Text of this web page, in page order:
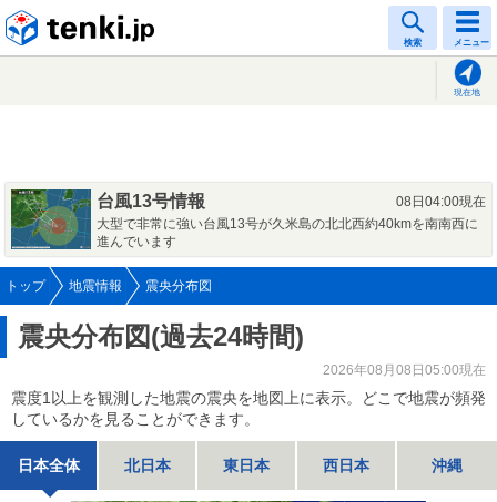
検索 メニュー
現在地
台風13号情報
08日04:00現在
大型で非常に強い台風13号が久米島の北北西約40kmを南南西に
進んでいます
トップ 地震情報 震央分布図
震央分布図(過去24時間)
2026年08月08日05:00現在
震度1以上を観測した地震の震央を地図上に表示。どこで地震が頻発
しているかを見ることができます。
日本全体 北日本 東日本 西日本 沖縄